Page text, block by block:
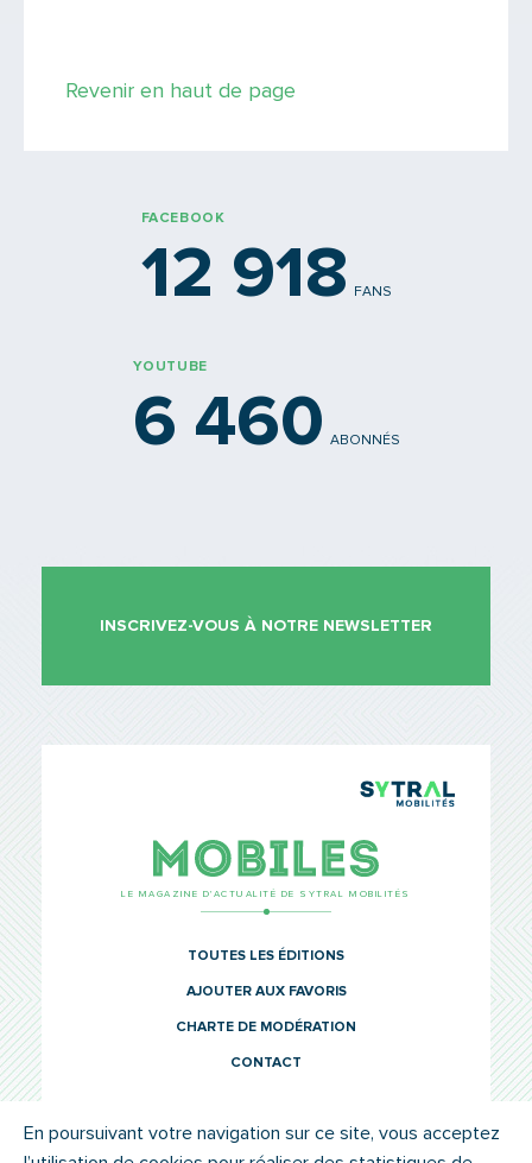
Revenir en haut de page
FACEBOOK
12 918 FANS
YOUTUBE
6 460 ABONNÉS
INSCRIVEZ-VOUS À NOTRE NEWSLETTER
LE MAGAZINE D’ACTUALITÉ DE SYTRAL MOBILITÉS
TOUTES LES ÉDITIONS
AJOUTER AUX FAVORIS
CHARTE DE MODÉRATION
CONTACT
En poursuivant votre navigation sur ce site, vous acceptez